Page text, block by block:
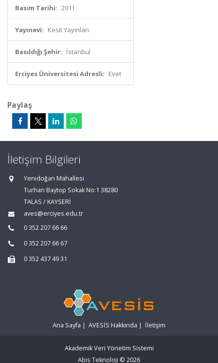
Basım Tarihi: 2011
Yayınevi: Kesit Yayınları
Basıldığı Şehir: İstanbul
Erciyes Üniversitesi Adresli: Evet
Paylaş
İletişim Bilgileri
Yenidoğan Mahallesi
Turhan Baytop Sokak No:1 38280
TALAS / KAYSERİ
aves@erciyes.edu.tr
0 352 207 66 66
0 352 207 66 67
0 352 437 49 31
Ana Sayfa | AVESİS Hakkında | İletişim
Akademik Veri Yönetim Sistemi
Abis Teknoloji © 2026